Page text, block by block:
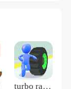
turbo racing